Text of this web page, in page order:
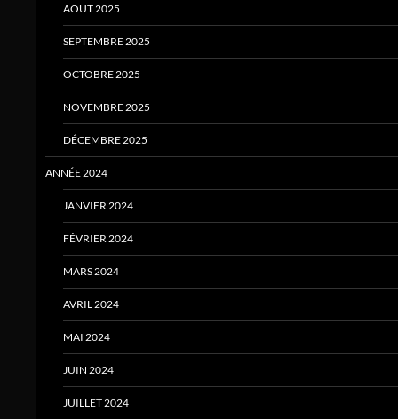
AOUT 2025
SEPTEMBRE 2025
OCTOBRE 2025
NOVEMBRE 2025
DÉCEMBRE 2025
ANNÉE 2024
JANVIER 2024
FÉVRIER 2024
MARS 2024
AVRIL 2024
MAI 2024
JUIN 2024
JUILLET 2024